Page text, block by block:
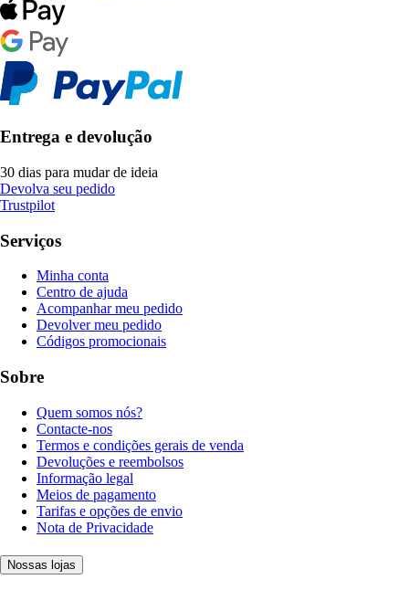
Entrega e devolução
30 dias para mudar de ideia
Devolva seu pedido
Trustpilot
Serviços
Minha conta
Centro de ajuda
Acompanhar meu pedido
Devolver meu pedido
Códigos promocionais
Sobre
Quem somos nós?
Contacte-nos
Termos e condições gerais de venda
Devoluções e reembolsos
Informação legal
Meios de pagamento
Tarifas e opções de envio
Nota de Privacidade
Nossas lojas